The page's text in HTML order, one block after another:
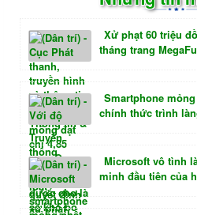
Xử phạt 60 triệu
tháng trang
Smartphone
chính thức trình
Microsoft vô tình
minh đầu tiên của